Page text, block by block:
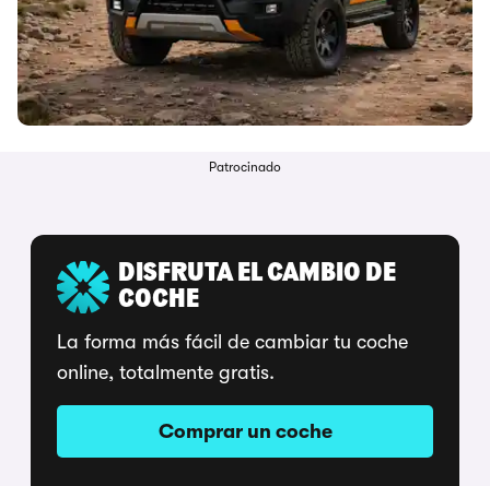
Patrocinado
DISFRUTA EL CAMBIO DE
COCHE
La forma más fácil de cambiar tu coche
online, totalmente gratis.
Comprar un coche